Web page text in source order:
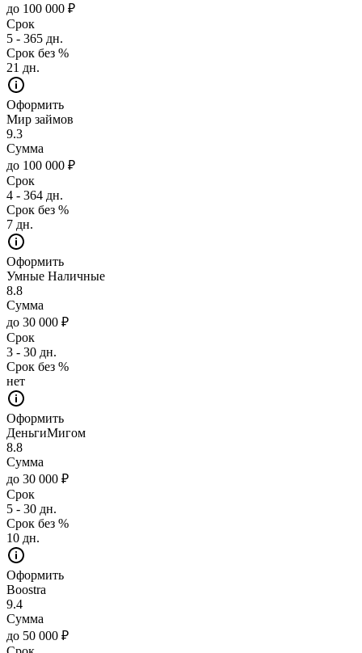
до 100 000 ₽
Срок
5 - 365 дн.
Срок без %
21 дн.
Оформить
Мир займов
9.3
Сумма
до 100 000 ₽
Срок
4 - 364 дн.
Срок без %
7 дн.
Оформить
Умные Наличные
8.8
Сумма
до 30 000 ₽
Срок
3 - 30 дн.
Срок без %
нет
Оформить
ДеньгиМигом
8.8
Сумма
до 30 000 ₽
Срок
5 - 30 дн.
Срок без %
10 дн.
Оформить
Boostra
9.4
Сумма
до 50 000 ₽